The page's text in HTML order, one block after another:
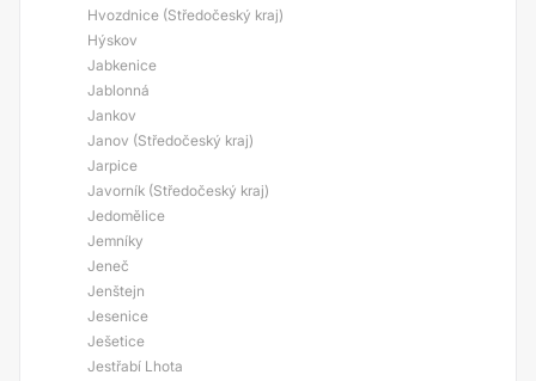
Hvozdnice (Středočeský kraj)
Hýskov
Jabkenice
Jablonná
Jankov
Janov (Středočeský kraj)
Jarpice
Javorník (Středočeský kraj)
Jedomělice
Jemníky
Jeneč
Jenštejn
Jesenice
Ješetice
Jestřabí Lhota